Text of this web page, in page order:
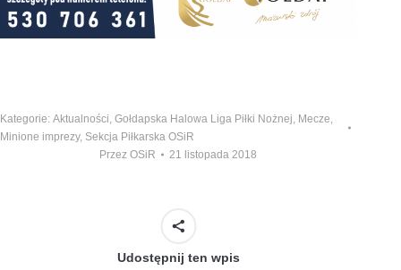
Kategorie: Aktualności Gołdapska Halowa Liga Piłki Nożnej Mecze
Minione imprezy, Sekcja Piłkarska OSiR
Przez OSiR 21 listopada 2018
Udostępnij ten wpis